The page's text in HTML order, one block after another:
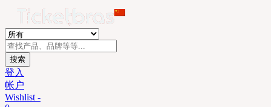
搜索
登入
帐户
Wishlist -